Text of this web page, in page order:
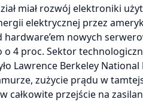
miał rozwój elektroniki
elektrycznej przez
nowych
4 proc. Sektor
Lawrence Berkeley National
zużycie prądu w
całkowite przejście na